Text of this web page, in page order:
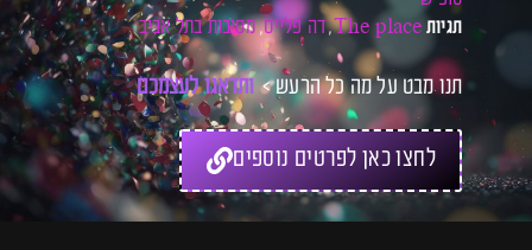
תגיות The place
,דה פלייס,מסיבות בתל אביב
תנו מבט על מה כל הרעש > ותדאגו לעצמכם ל
לחצו כאן לפרטים נוספים